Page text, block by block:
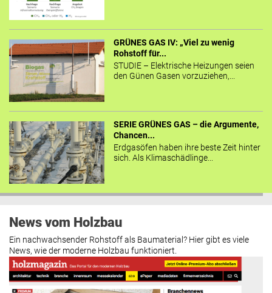
GRÜNES GAS IV: „Viel zu wenig
Rohstoff für...
STUDIE – Elektrische Heizungen seien
den Günen Gasen vorzuziehen,...
SERIE GRÜNES GAS – die Argumente,
Chancen...
Erdgasöfen haben ihre beste Zeit hinter
sich. Als Klimaschädlinge...
News vom Holzbau
Ein nachwachsender Rohstoff als Baumaterial? Hier gibt es viele
News, wie der moderne Holzbau funktioniert.